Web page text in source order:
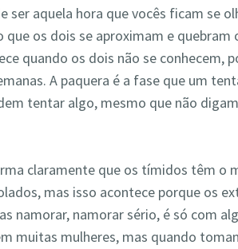
ser aquela hora que vocês ficam se
que os dois se aproximam e quebram
quando os dois não se conhecem,
A paquera é a fase que um
tentar algo, mesmo que não
claramente que os tímidos têm o
mas isso acontece porque os
namorar, namorar sério, é só com
muitas mulheres, mas quando